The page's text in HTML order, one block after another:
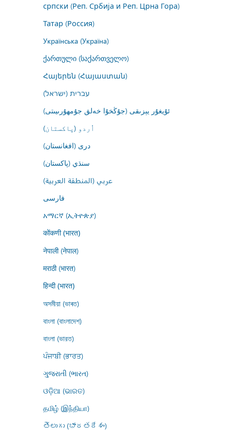
српски (Реп. Србија и Реп. Црна Гора)
Татар (Россия)
Українська (Україна)
ქართული (საქართველო)
Հայերեն (Հայաստան)
עברית (ישראל)
ئۇيغۇر يېزىقى (جۇڭخۇا خەلق جۇمھۇرىيىتى)
اُردو (پاکستان)
درى (افغانستان)
سنڌي (پاکستان)
عربي (المنطقة العربية)
فارسى
አማርኛ (ኢትዮጵያ)
कोंकणी (भारत)
नेपाली (नेपाल)
मराठी (भारत)
हिन्दी (भारत)
অসমীয়া (ভাৰত)
বাংলা (বাংলাদেশ)
বাংলা (ভারত)
ਪੰਜਾਬੀ (ਭਾਰਤ)
ગુજરાતી (ભારત)
ଓଡ଼ିଆ (ଭାରତ)
தமிழ் (இந்தியா)
తెలుగు (భారతదేశం)